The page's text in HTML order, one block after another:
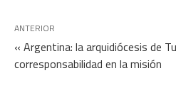
ANTERIOR
« Argentina: la arquidiócesis de
corresponsabilidad en la misión